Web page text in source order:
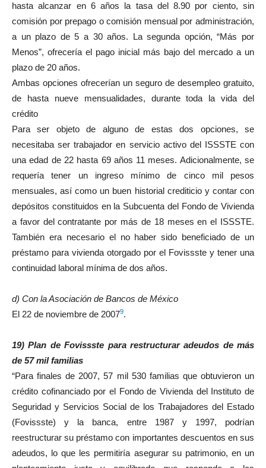
hasta alcanzar en 6 años la tasa del 8.90 por ciento, sin
comisión por prepago o comisión mensual por administración,
a un plazo de 5 a 30 años. La segunda opción, “Más por
Menos”, ofrecería el pago inicial más bajo del mercado a un
plazo de 20 años.
Ambas opciones ofrecerían un seguro de desempleo gratuito,
de hasta nueve mensualidades, durante toda la vida del
crédito
Para ser objeto de alguno de estas dos opciones, se
necesitaba ser trabajador en servicio activo del ISSSTE con
una edad de 22 hasta 69 años 11 meses. Adicionalmente, se
requería tener un ingreso mínimo de cinco mil pesos
mensuales, así como un buen historial crediticio y contar con
depósitos constituidos en la Subcuenta del Fondo de Vivienda
a favor del contratante por más de 18 meses en el ISSSTE.
También era necesario el no haber sido beneficiado de un
préstamo para vivienda otorgado por el Fovissste y tener una
continuidad laboral mínima de dos años.
d) Con la Asociación de Bancos de México
El 22 de noviembre de 20079.
19) Plan de Fovissste para restructurar adeudos de más
de 57 mil familias
“Para finales de 2007, 57 mil 530 familias que obtuvieron un
crédito cofinanciado por el Fondo de Vivienda del Instituto de
Seguridad y Servicios Social de los Trabajadores del Estado
(Fovissste) y la banca, entre 1987 y 1997, podrían
reestructurar su préstamo con importantes descuentos en sus
adeudos, lo que les permitiría asegurar su patrimonio, en un